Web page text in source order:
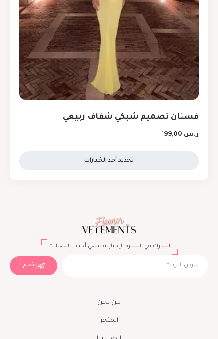
فستان تصميم شبكي شفاف ربيعي
ر.س
تحديد أحد الخيارات
اشترك في النشرة الإخبارية لتلقي أحدث المقالات
إنضم
من نحن
المتجر